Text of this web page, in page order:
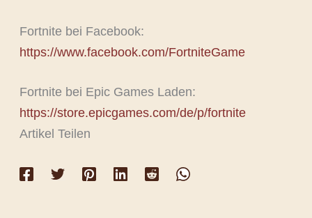
Fortnite bei Facebook:
https://www.facebook.com/FortniteGame
Fortnite bei Epic Games Laden:
https://store.epicgames.com/de/p/fortnite
Artikel Teilen